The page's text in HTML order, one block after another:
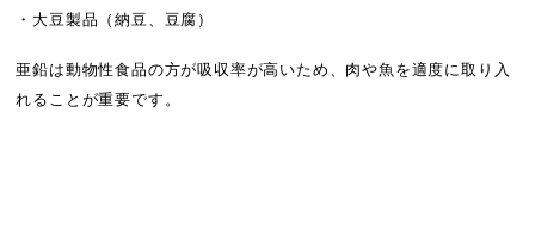
・大豆製品（納豆、豆腐）
亜鉛は動物性食品の方が吸収率が高いため、肉や魚を適度に取り入
れることが重要です。